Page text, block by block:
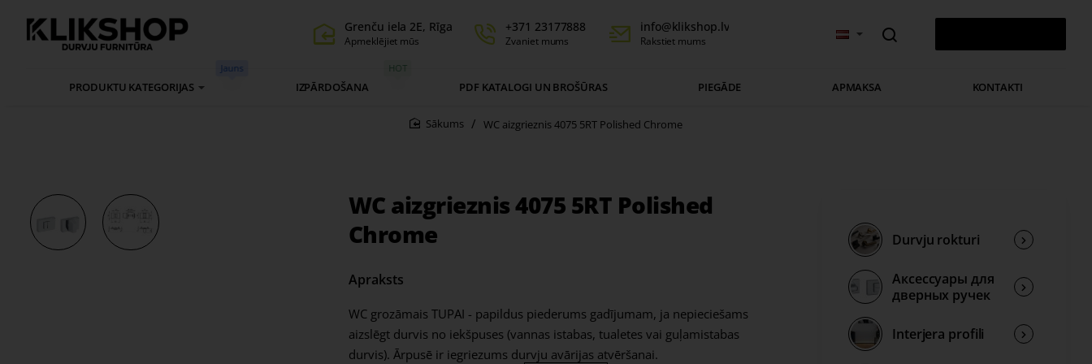
Grenču iela 2E, Rīga
Apmeklējiet mūs
+371 23177888
Zvaniet mums
info@klikshop.lv
Rakstiet mums
PRODUKTU KATEGORIJAS
Jauns
IZPĀRDOŠANA
HOT
PDF KATALOGI UN BROŠŪRAS PIEGĀDE APMAKSA KONTAKTI
WC aizgrieznis 4075 5RT Polished Chrome
WC aizgrieznis 4075 5RT Polished
Chrome
Apraksts
WC grozāmais TUPAI - papildus piederums gadījumam, ja nepieciešams
aizslēgt durvis no iekšpuses (vannas istabas, tualetes vai guļamistabas
durvis). Ārpusē ir iegriezums durvju avārijas atvēršanai.
Durvju rokturi
Аксессуары для
дверных ручек
Interjera profili